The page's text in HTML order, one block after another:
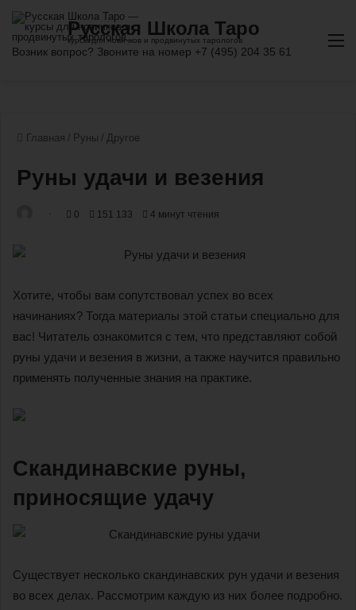
Главная / Руны / Другое
Руны удачи и везения
0 151 133 4 минут чтения
Хотите, чтобы вам сопутствовал успех во всех
начинаниях? Тогда материалы этой статьи специально для
вас! Читатель ознакомится с тем, что представляют собой
руны удачи и везения в жизни, а также научится правильно
применять полученные знания на практике.
Скандинавские руны,
приносящие удачу
Существует несколько скандинавских рун удачи и везения
во всех делах. Рассмотрим каждую из них более подробно.